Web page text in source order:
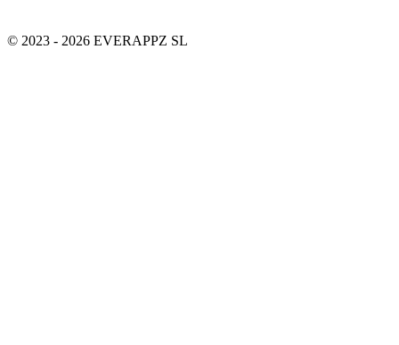
© 2023 - 2026 EVERAPPZ SL